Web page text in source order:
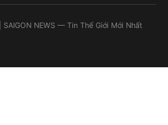
| SAIGON NEWS — Tin Thế Giới Mới Nhất